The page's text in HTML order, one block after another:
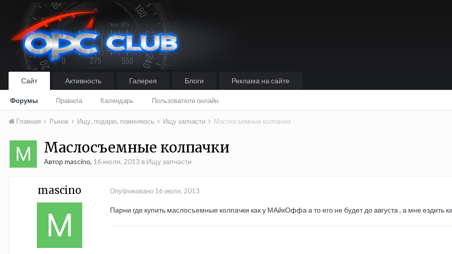
Сайт
Форумы Правила Календарь Пользователи онлайн
Активность Галерея Блоги Реклама на сайте
Главная Рынок Ищу, подарю, поменяюсь Ищу запчасти Маслосъемные колпачки
Маслосъемные колпачки
Автор mascino, 16 июля, 2013 в Ищу запчасти
mascino Опубликовано 16 июля, 2013
Парни где купить маслосъемные колпачки как у МАйкОффа а то его не будет до августа , а мне ездить